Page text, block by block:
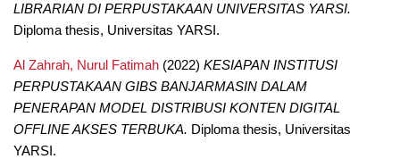
LIBRARIAN DI PERPUSTAKAAN UNIVERSITAS YARSI.
Diploma thesis, Universitas YARSI.
Al Zahrah, Nurul Fatimah(2022) KESIAPAN INSTITUSI
PERPUSTAKAAN GIBS BANJARMASIN DALAM
PENERAPAN MODEL DISTRIBUSI KONTEN DIGITAL
OFFLINE AKSES TERBUKA. Diploma thesis, Universitas
YARSI.